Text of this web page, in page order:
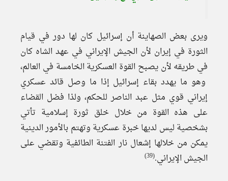
ويرى بعض الصهاينة أن إسرائيل كان لها دور في قيام
الثورة في إيران لأن الجيش الإيراني في عهد الشاه كان
في طريقه لأن يصبح القوة العسكرية الخامسة في العالم،
وهو ما يهدد بقاء إسرائيل إذا ما وصل قائد عسكري
إيراني قوي مثل عبد الناصر للحكم، ولذا فضل القضاء
على هذه القوة من خلال خلق ثورة إسلامية تأتي
بشخصية ليس لديها خبرة عسكرية وتهتم بالأمور الدينية
يمكن من خلالها إشعال نار الفتنة الطائفية وتقضي على
الجيش الإيراني.(39)